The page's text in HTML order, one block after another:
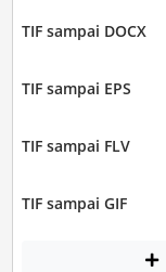
TIF sampai DOCX
TIF sampai EPS
TIF sampai FLV
TIF sampai GIF